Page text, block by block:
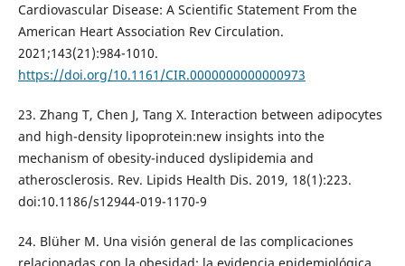
Cardiovascular Disease: A Scientific Statement From the
American Heart Association Rev Circulation.
2021;143(21):984-1010.
https://doi.org/10.1161/CIR.0000000000000973
23. Zhang T, Chen J, Tang X. Interaction between adipocytes
and high-density lipoprotein:new insights into the
mechanism of obesity-induced dyslipidemia and
atherosclerosis. Rev. Lipids Health Dis. 2019, 18(1):223.
doi:10.1186/s12944-019-1170-9
24. Blüher M. Una visión general de las complicaciones